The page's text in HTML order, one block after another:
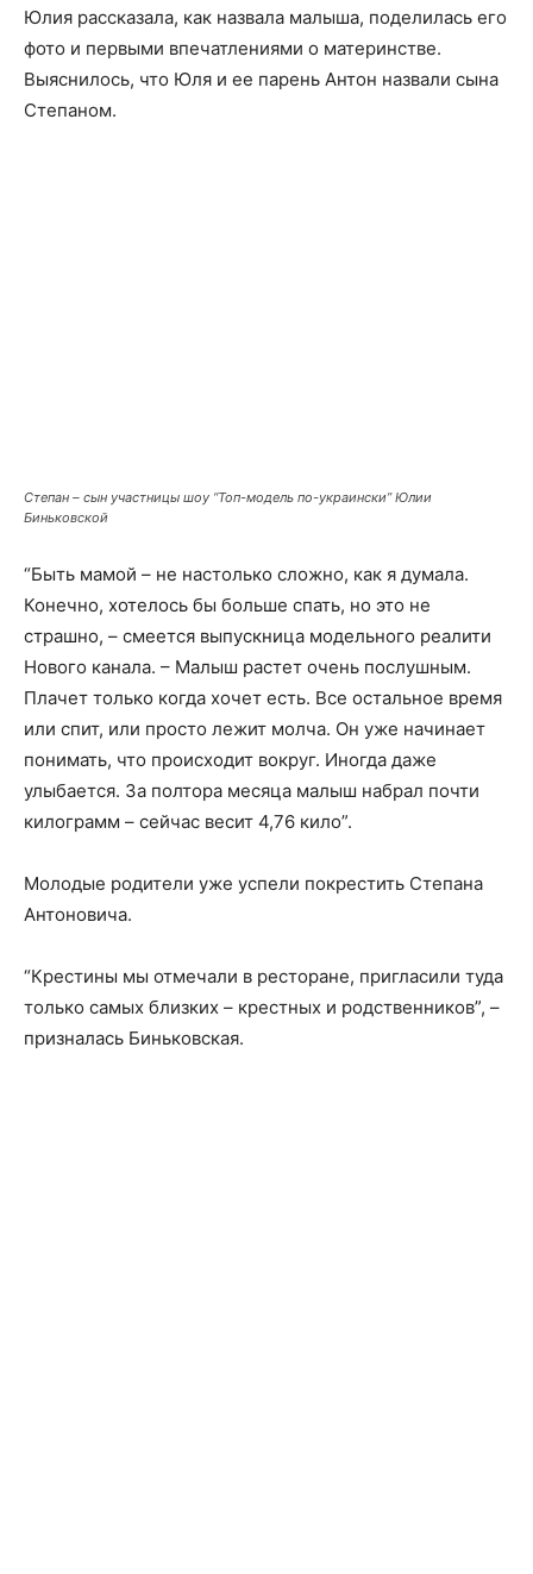
Юлия рассказала, как назвала малыша, поделилась его
фото и первыми впечатлениями о материнстве.
Выяснилось, что Юля и ее парень Антон назвали сына
Степаном.
Степан – сын участницы шоу “Топ-модель по-украински” Юлии
Биньковской
“Быть мамой – не настолько сложно, как я думала.
Конечно, хотелось бы больше спать, но это не
страшно, – смеется выпускница модельного реалити
Нового канала. – Малыш растет очень послушным.
Плачет только когда хочет есть. Все остальное время
или спит, или просто лежит молча. Он уже начинает
понимать, что происходит вокруг. Иногда даже
улыбается. За полтора месяца малыш набрал почти
килограмм – сейчас весит 4,76 кило”.
Молодые родители уже успели покрестить Степана
Антоновича.
“Крестины мы отмечали в ресторане, пригласили туда
только самых близких – крестных и родственников”, –
призналась Биньковская.